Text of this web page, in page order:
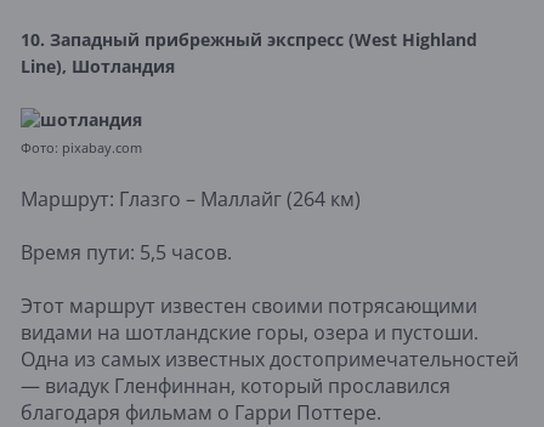
10. Западный прибрежный экспресс (West Highland
Line), Шотландия
Фото: pixabay.com
Маршрут: Глазго – Маллайг (264 км)
Время пути: 5,5 часов.
Этот маршрут известен своими потрясающими
видами на шотландские горы, озера и пустоши.
Одна из самых известных достопримечательностей
— виадук Гленфиннан, который прославился
благодаря фильмам о Гарри Поттере.